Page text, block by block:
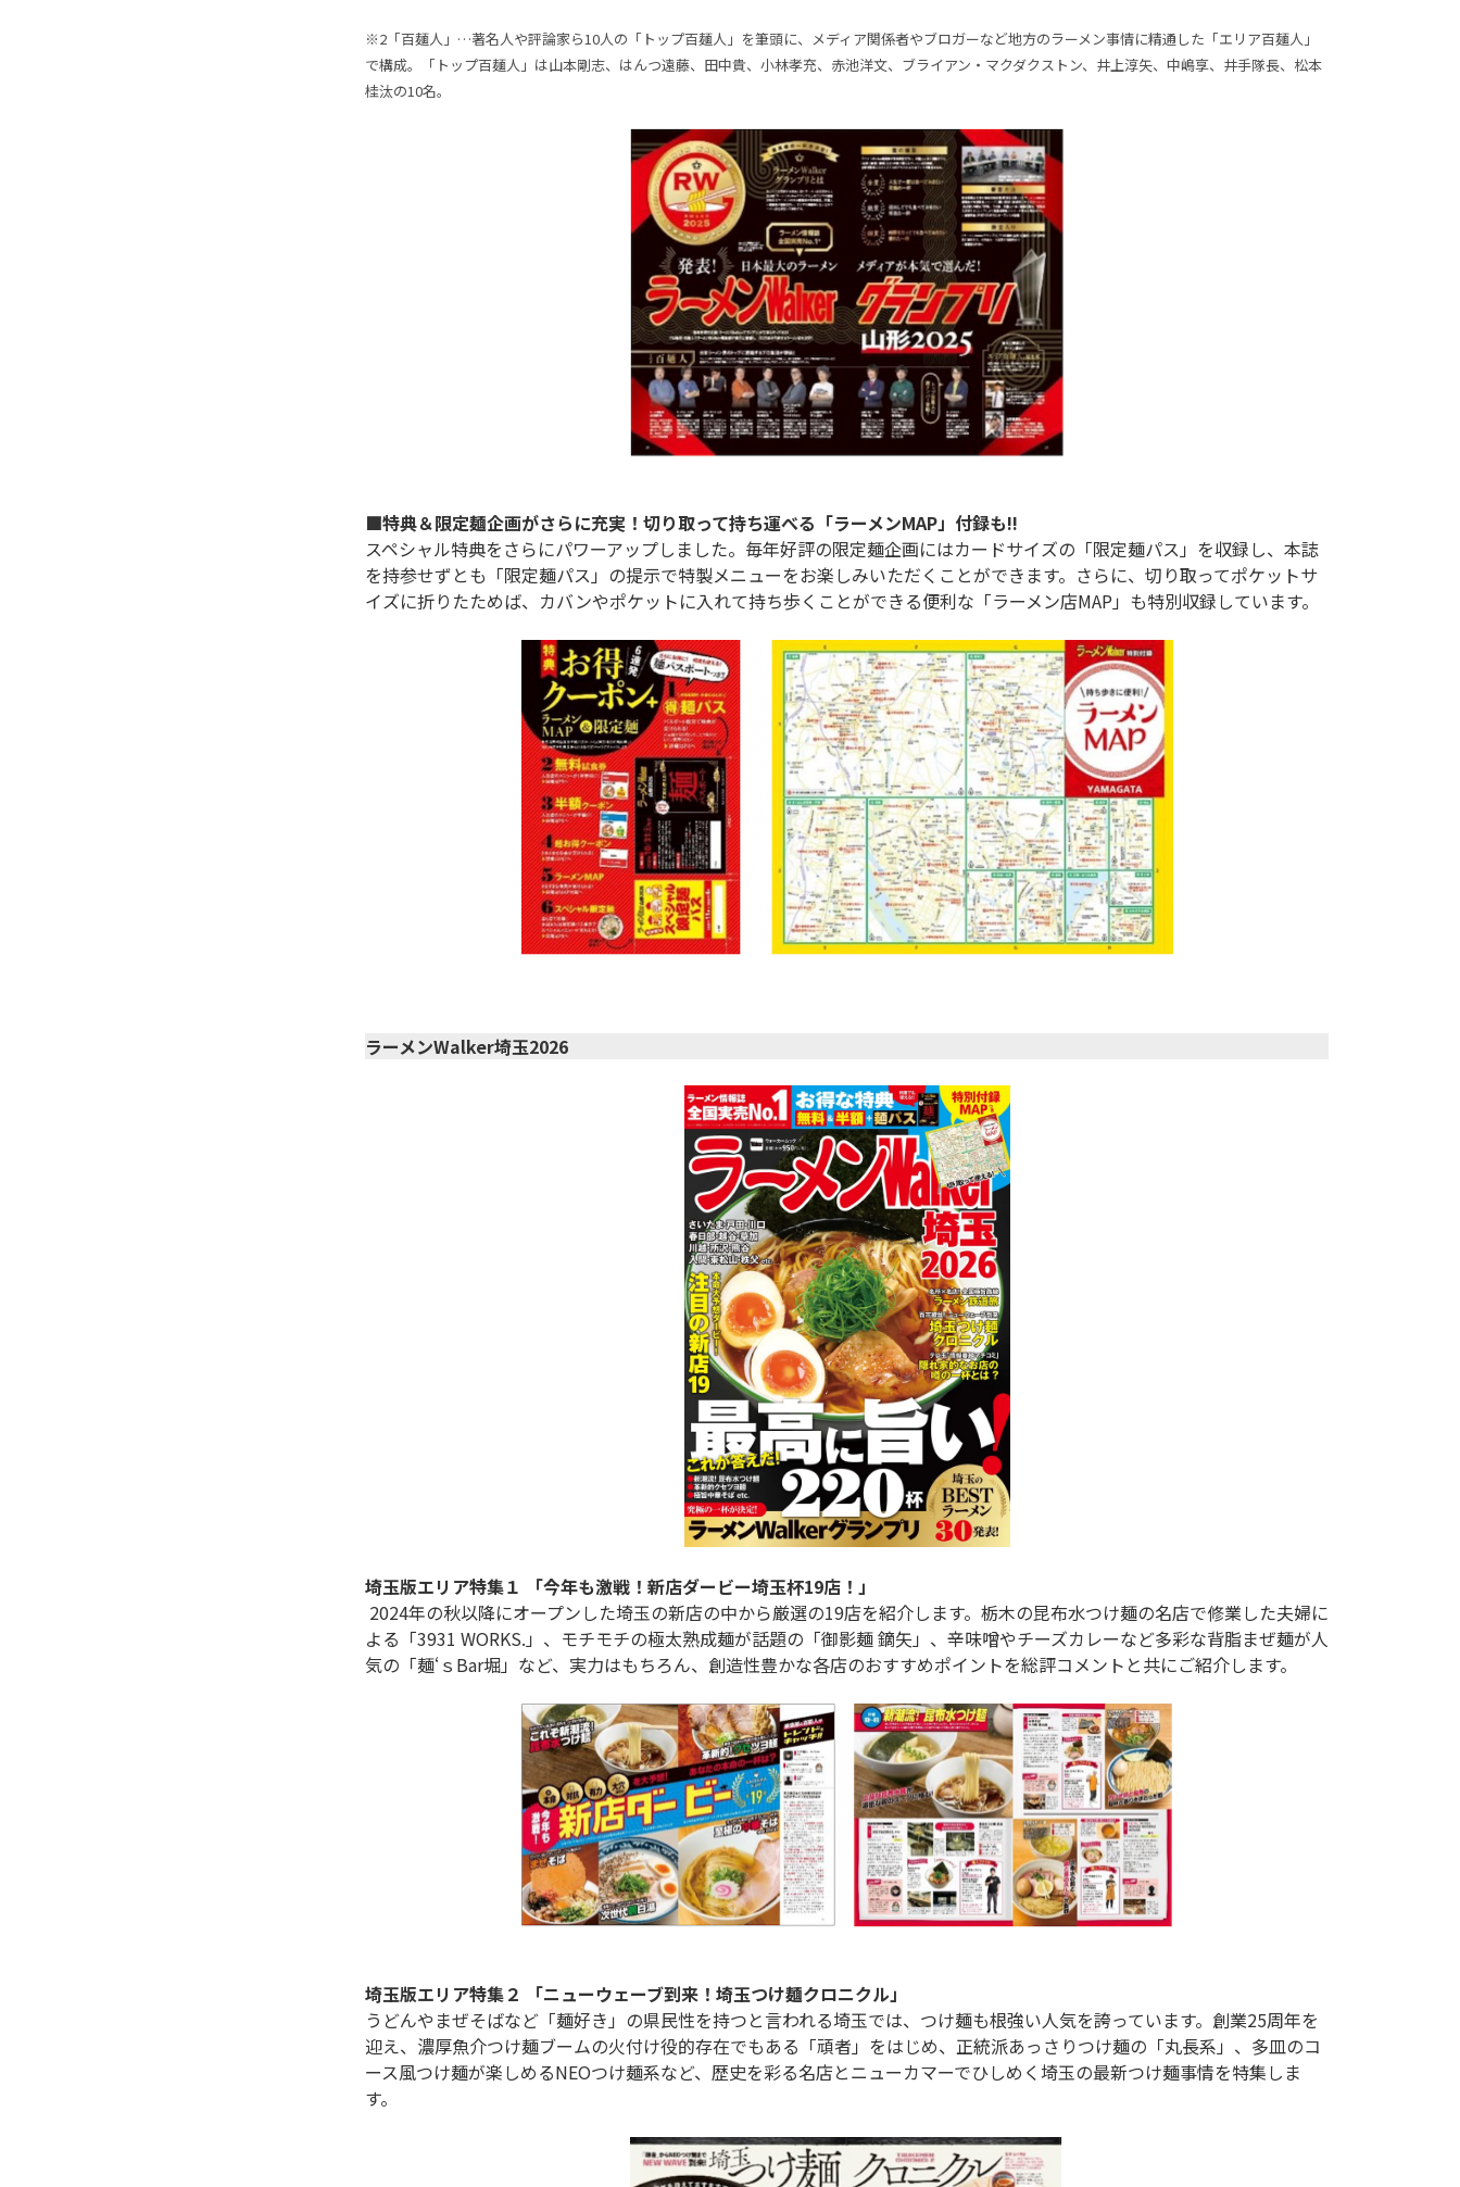
※2「百麺人」…著名人や評論家ら10人の「トップ百麺人」を筆頭に、メディア関係者やブロガーなど地方のラーメン事情に精通した「エリア百麺人」
で構成。「トップ百麺人」は山本剛志、はんつ遠藤、田中貴、小林孝充、赤池洋文、ブライアン・マクダクストン、井上淳矢、中嶋享、井手隊長、松本
桂汰の10名。
■特典＆限定麺企画がさらに充実！切り取って持ち運べる「ラーメンMAP」付録も!!
スペシャル特典をさらにパワーアップしました。毎年好評の限定麺企画にはカードサイズの「限定麺パス」を収録し、本誌
を持参せずとも「限定麺パス」の提示で特製メニューをお楽しみいただくことができます。さらに、切り取ってポケットサ
イズに折りたためば、カバンやポケットに入れて持ち歩くことができる便利な「ラーメン店MAP」も特別収録しています。
ラーメンWalker埼玉2026
埼玉版エリア特集１ 「今年も激戦！新店ダービー埼玉杯19店！」
よる「3931 WORKS.」、モチモチの極太熟成麺が話題の「御影麺 鏑矢」、辛味噌やチーズカレーなど多彩な背脂まぜ麺が人
気の「麺‘ｓBar堀」など、実力はもちろん、創造性豊かな各店のおすすめポイントを総評コメントと共にご紹介します。
埼玉版エリア特集２ 「ニューウェーブ到来！埼玉つけ麺クロニクル」
うどんやまぜそばなど「麺好き」の県民性を持つと言われる埼玉では、つけ麺も根強い人気を誇っています。創業25周年を
迎え、濃厚魚介つけ麺ブームの火付け役的存在でもある「頑者」をはじめ、正統派あっさりつけ麺の「丸長系」、多皿のコ
ース風つけ麺が楽しめるNEOつけ麺系など、歴史を彩る名店とニューカマーでひしめく埼玉の最新つけ麺事情を特集しま
す。